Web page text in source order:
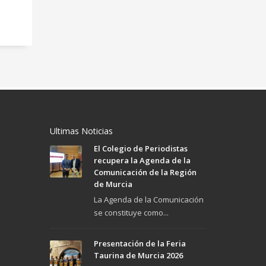
Ultimas Noticias
El Colegio de Periodistas
recupera la Agenda de la
Comunicación de la Región
de Murcia
La Agenda de la Comunicación
se constituye como...
Presentación de la Feria
Taurina de Murcia 2026